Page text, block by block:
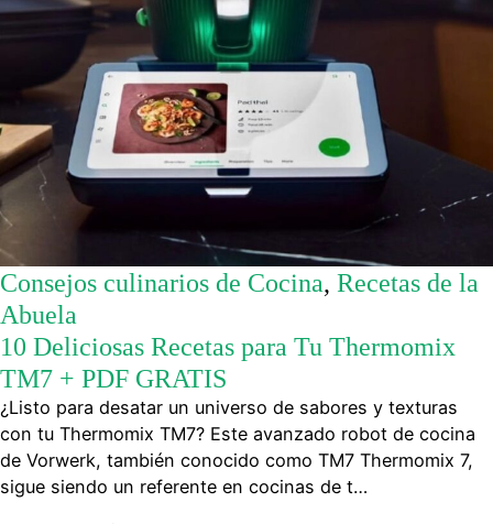
Consejos culinarios de Cocina, Recetas de la
Abuela
10 Deliciosas Recetas para Tu Thermomix
TM7 + PDF GRATIS
¿Listo para desatar un universo de sabores y texturas
con tu Thermomix TM7? Este avanzado robot de cocina
de Vorwerk, también conocido como TM7 Thermomix 7,
sigue siendo un referente en cocinas de t…